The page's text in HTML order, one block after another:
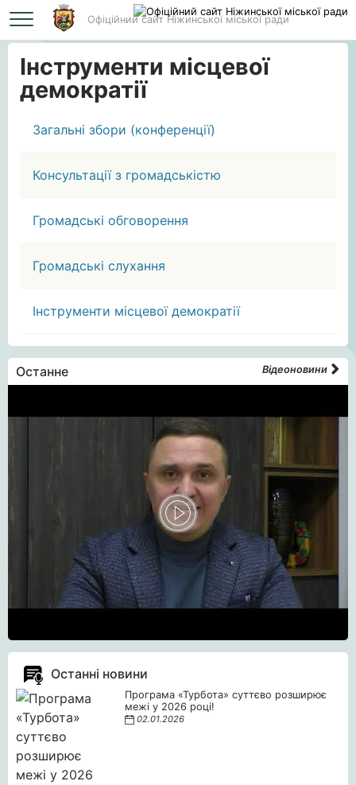
Офіційний сайт Ніжинської міської ради
Головна Інструменти місцевої демократії
Інструменти місцевої
демократії
Загальні збори (конференції)
Консультації з громадськістю
Громадські обговорення
Громадські слухання
Інструменти місцевої демократії
Останне Відеоновини
Останні новини
Програма «Турбота» суттєво розширює
межі у 2026 році!
02.01.2026